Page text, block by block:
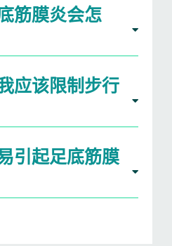
筋膜炎会怎
应该限制步行
引起足底筋膜